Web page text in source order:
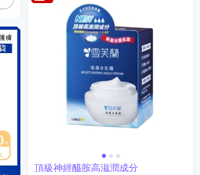
頂級神經醯胺高滋潤成分